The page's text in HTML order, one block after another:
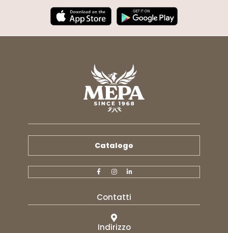
Catalogo
Contatti
Indirizzo